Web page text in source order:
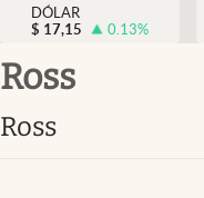
Dólar y mercados
Opinión
Brand Strategy
DÓLAR
$ 17,15 0.13%
ross
ross